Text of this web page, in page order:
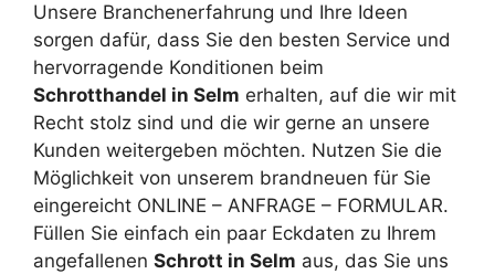
Unsere Branchenerfahrung und Ihre Ideen
sorgen dafür, dass Sie den besten Service und
hervorragende Konditionen beim
Schrotthandel in Selm erhalten, auf die wir mit
Recht stolz sind und die wir gerne an unsere
Kunden weitergeben möchten. Nutzen Sie die
Möglichkeit von unserem brandneuen für Sie
eingereicht ONLINE – ANFRAGE – FORMULAR.
Füllen Sie einfach ein paar Eckdaten zu Ihrem
angefallenen Schrott in Selm aus, das Sie uns